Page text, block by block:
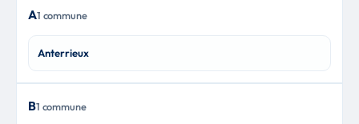
A1 commune
Anterrieux
B1 commune